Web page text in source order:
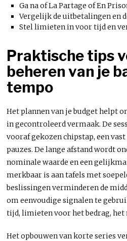
Ga na of La Partage of En
Vergelijk de uitbetalingen en
Stel limieten in voor tijd en
Praktische tips
beheren van je
tempo
Het plannen van je budget helpt
in gecontroleerd vermaak. De
vooraf gekozen chipstap, een
pauzes. De lange afstand wordt
nominale waarde en een
merkbaar is aan tafels met
beslissingen verminderen de
om eenvoudige signalen te
tijd, limieten voor het bedrag, het
Het opbouwen van korte series